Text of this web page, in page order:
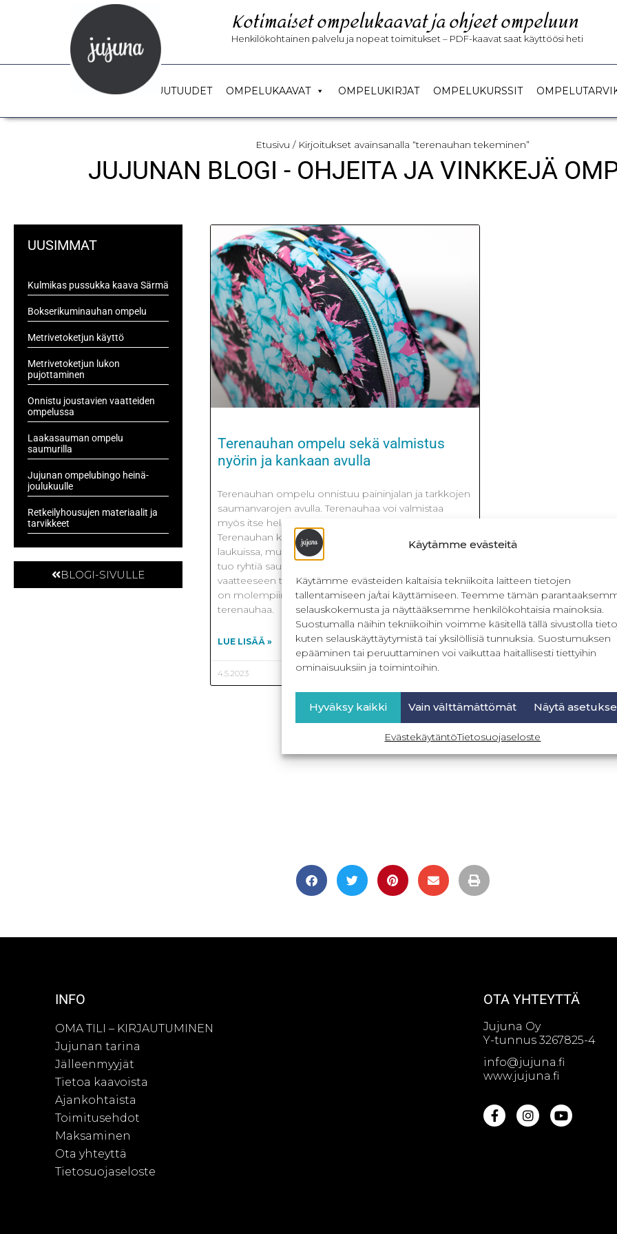
Käytämme evästeitä
Käytämme evästeiden kaltaisia tekniikoita laitteen tietojen
tallentamiseen ja/tai käyttämiseen. Teemme tämän
selauskokemusta ja näyttääksemme henkilökohtaisia mainoksia.
Suostumalla näihin tekniikoihin voimme käsitellä tällä sivustolla
kuten selauskäyttäytymistä tai yksilöllisiä tunnuksia. Suostumuksen
epääminen tai peruuttaminen voi vaikuttaa haitallisesti tiettyihin
ominaisuuksiin ja toimintoihin.
Hyväksy kaikki Vain välttämättömät Näytä
EvästekäytäntöTietosuojaseloste
Kotimaiset ompelukaavat ja ohjeet ompeluun
Henkilökohtainen palvelu ja nopeat toimitukset – PDF-kaavat saat käyttöösi heti
UUTUUDET OMPELUKAAVAT OMPELUKIRJAT OMPELUKURSSIT
Etusivu / Kirjoitukset avainsanalla “terenauhan tekeminen”
JUJUNAN BLOGI - OHJEITA JA VINKKEJÄ
UUSIMMAT
Kulmikas pussukka kaava Särmä
Bokserikuminauhan ompelu
Metrivetoketjun käyttö
Metrivetoketjun lukon
pujottaminen
Onnistu joustavien vaatteiden
ompelussa
Laakasauman ompelu
saumurilla
Jujunan ompelubingo heinä-
joulukuulle
Retkeilyhousujen materiaalit ja
tarvikkeet
BLOGI-SIVULLE
Terenauhan ompelu sekä valmistus
nyörin ja kankaan avulla
Terenauhan ompelu onnistuu paininjalan ja tarkkojen
saumanvarojen avulla. Terenauhaa voi valmistaa
myös itse helposti nyörin ja kankaan avulla.
Terenauhan käyttö on yleistä koristetyynyissä ja
laukuissa, mutta sitä käytetään myös vaatteissa. Se
tuo ryhtiä saumaan, mutta luo kivan yksityiskohdan
vaatteeseen tai asusteeseen. Alla olevassa laukussa
on molempiin pyöreisiin saumoihin ommeltu
terenauhaa.
LUE LISÄÄ »
4.5.2023
INFO
OMA TILI – KIRJAUTUMINEN
Jujunan tarina
Jälleenmyyjät
Tietoa kaavoista
Ajankohtaista
Toimitusehdot
Maksaminen
Ota yhteyttä
Tietosuojaseloste
OTA YHTEYTTÄ
Jujuna Oy
Y-tunnus 3267825-4
info@jujuna.fi
www.jujuna.fi